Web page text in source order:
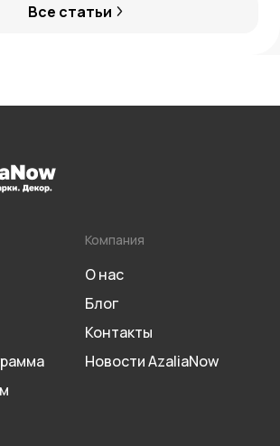
Все статьи
Компания
О нас
Блог
Контакты
Новости AzaliaNow